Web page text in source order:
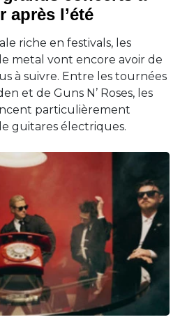
après l’été
riche en festivals, les
metal vont encore avoir de
à suivre. Entre les tournées
et de Guns N’ Roses, les
particulièrement
guitares électriques.